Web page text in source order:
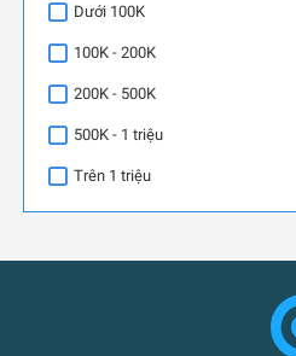
Dưới 100K
100K - 200K
200K - 500K
500K - 1 triệu
Trên 1 triệu